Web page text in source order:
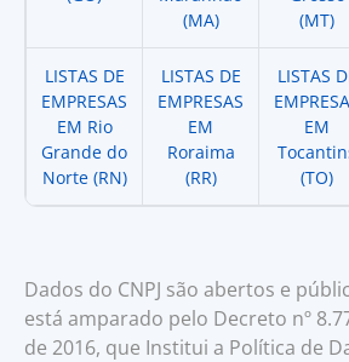
(MA)
(MT)
LISTAS DE
EMPRESAS
EM Rio
Grande do
Norte (RN)
LISTAS DE
EMPRESAS
EM
Roraima
(RR)
LISTAS
EM
(TO)
Dados do CNPJ são abertos e
está amparado pelo Decreto nº
de 2016, que Institui a Política de